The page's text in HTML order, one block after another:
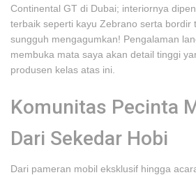
Continental GT di Dubai; interiornya
terbaik seperti kayu Zebrano serta
sungguh mengagumkan! Pengalaman
membuka mata saya akan detail tinggi
produsen kelas atas ini.
Komunitas Pecinta
Dari Sekedar Hobi
Dari pameran mobil eksklusif hingga